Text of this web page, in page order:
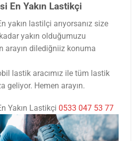
En Yakın Lastikçi
yakın lastilçi arıyorsanız size
yakın olduğumuzu
arayın dilediğniiz konuma
lastik aracımız ile tüm lastik
geliyor. Hemen arayın.
Yakın Lastikçi 0533 047 53 77